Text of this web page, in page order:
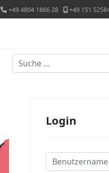
+49 4804 1866 28 +49 151
Suchen
Login
Benutzername